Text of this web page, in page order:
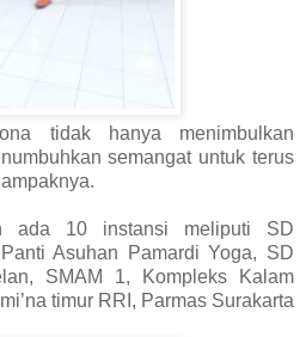
tidak hanya menimbulkan
semangat untuk terus
ada 10 instansi meliputi SD
Asuhan Pamardi Yoga, SD
SMAM 1, Kompleks Kalam
timur RRI, Parmas Surakarta